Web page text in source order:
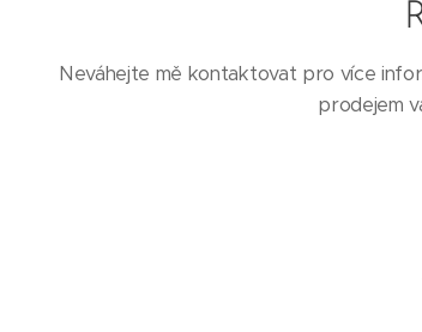
Neváhejte mě kontaktovat pro více
prodejem